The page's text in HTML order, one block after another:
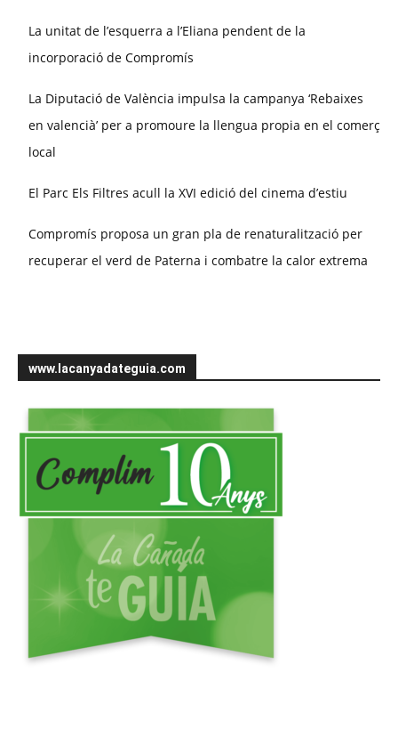
La unitat de l’esquerra a l’Eliana pendent de la
incorporació de Compromís
La Diputació de València impulsa la campanya ‘Rebaixes
en valencià’ per a promoure la llengua propia en el comerç
local
El Parc Els Filtres acull la XVI edició del cinema d’estiu
Compromís proposa un gran pla de renaturalització per
recuperar el verd de Paterna i combatre la calor extrema
www.lacanyadateguia.com